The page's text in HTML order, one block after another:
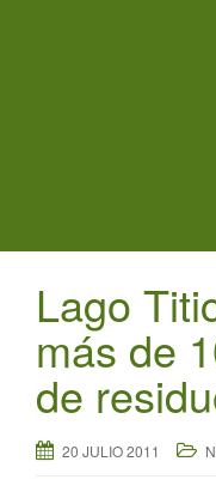
Lago
más de
de
20 JULIO 2011